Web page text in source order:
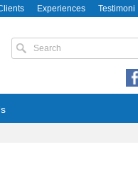
Experiences Testimoni